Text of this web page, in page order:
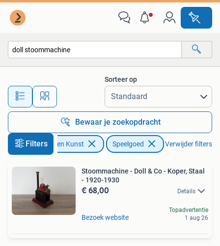
Alle afstanden…
Sorteer op
Bewaar je zoekopdracht
FiltersAntiek en Kunst Speelgoed Verwijder filters
Stoommachine - Doll & Co - Koper, Staal
- 1920-1930
€ 68,00 Details
Bezoek website
Topadvertentie
1 aug 26